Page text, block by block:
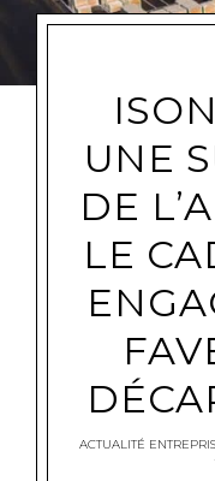
UNE
DE
LE
ACTUALITÉ